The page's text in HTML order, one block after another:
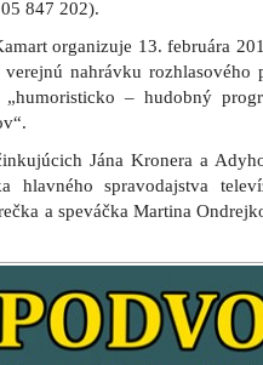
847 202).
organizuje 13. februára
verejnú nahrávku
„humoristicko – hudobný
Jána Kronera a
hlavného spravodajstva
a speváčka Martina